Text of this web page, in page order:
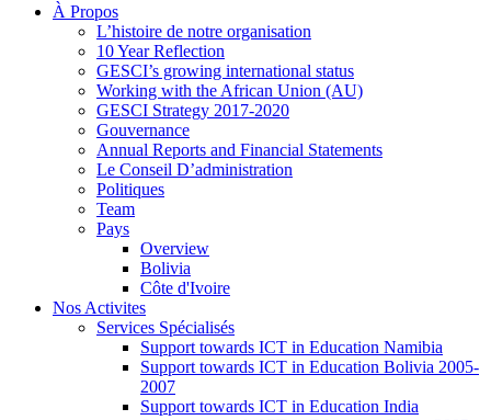
À Propos
L’histoire de notre organisation
10 Year Reflection
GESCI’s growing international status
Working with the African Union (AU)
GESCI Strategy 2017-2020
Gouvernance
Annual Reports and Financial Statements
Le Conseil D’administration
Politiques
Team
Pays
Overview
Bolivia
Côte d'Ivoire
Nos Activites
Services Spécialisés
Support towards ICT in Education Namibia
Support towards ICT in Education Bolivia 2005-
2007
Support towards ICT in Education India